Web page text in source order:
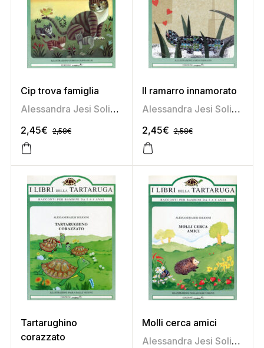
Cip trova famiglia
Alessandra Jesi Soligoni
2,45€ 2,58€
Il ramarro innamorato
Alessandra Jesi Soligoni
2,45€ 2,58€
Tartarughino
corazzato
Molli cerca amici
Alessandra Jesi Soligoni